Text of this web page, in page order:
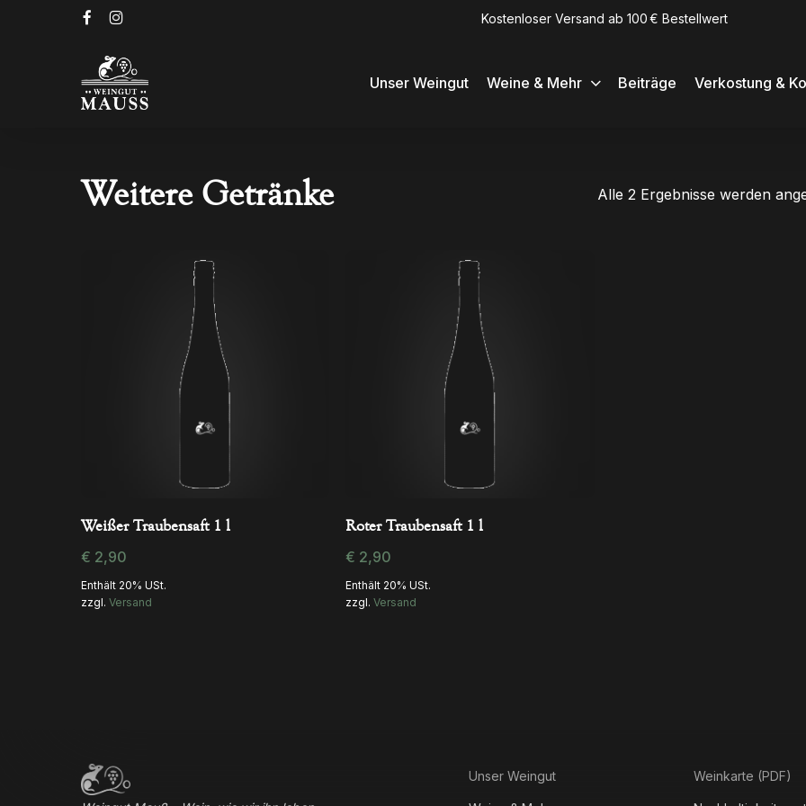
facebookinstagram Kostenloser Versand ab 100 € Bestellwert
Unser Weingut Weine & Mehr Beiträge Verkostung &
Weitere Getränke Alle 2 Ergebnisse werden
In Den Warenkorb
Weißer Traubensaft 1 l
€ 2,90
Enthält 20% USt.
zzgl. Versand
In Den Warenkorb
Roter Traubensaft 1 l
€ 2,90
Enthält 20% USt.
zzgl.Versand
Unser Weingut Weinkarte (PDF)